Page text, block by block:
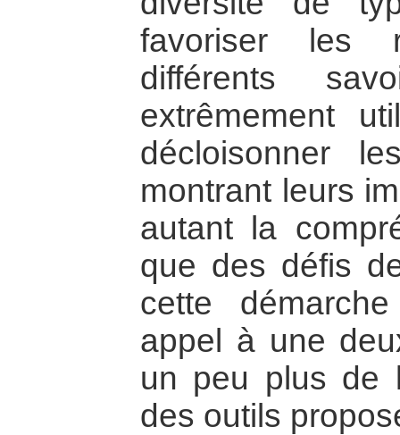
favoriser les
différents
extrêmement
décloisonner
montrant leurs
autant la
que des défis
cette
appel à une
un peu plus de
des outils